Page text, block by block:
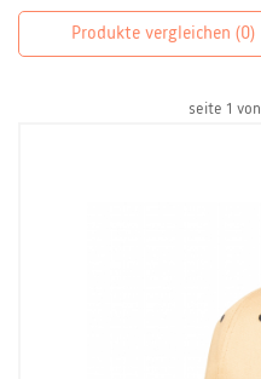
Produkte vergleichen (0)
seite 1 von